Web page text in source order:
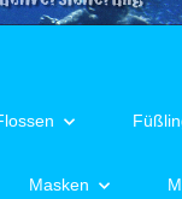
Masken